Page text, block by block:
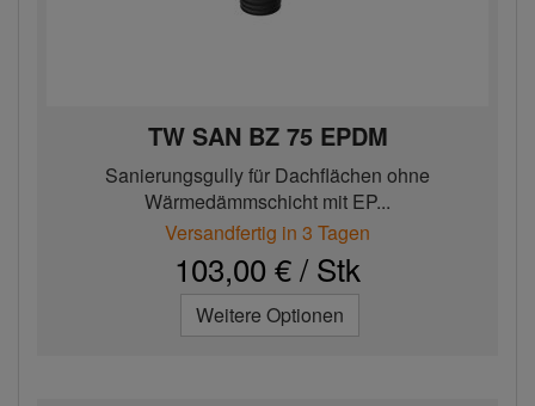
TW SAN BZ 75 EPDM
Sanierungsgully für Dachflächen ohne
Wärmedämmschicht mit EP...
Versandfertig in 3 Tagen
103,00 € / Stk
Weitere Optionen